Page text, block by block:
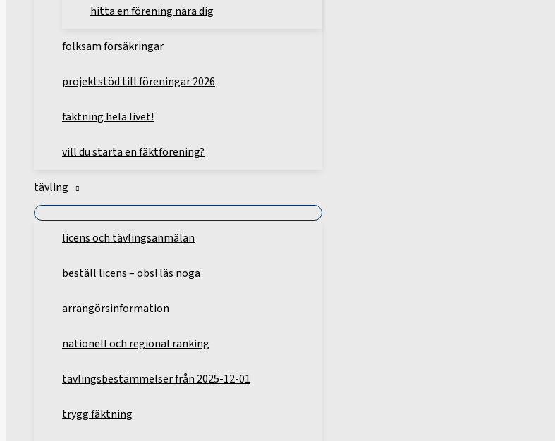
hitta en förening nära dig
folksam försäkringar
projektstöd till föreningar 2026
fäktning hela livet!
vill du starta en fäktförening?
tävling
licens och tävlingsanmälan
beställ licens – obs! läs noga
arrangörsinformation
nationell och regional ranking
tävlingsbestämmelser från 2025-12-01
trygg fäktning